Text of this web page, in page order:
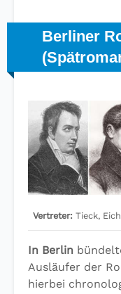
Berliner
Vertreter: Tieck,
In Berlin
Ausläufer der
hierbei